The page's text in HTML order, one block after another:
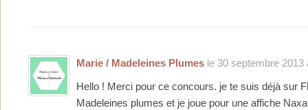
Marie / Madeleines Plumes le 30 septembre 2013
Hello ! Merci pour ce concours. je te suis déjà sur
Madeleines plumes et je joue pour une affiche